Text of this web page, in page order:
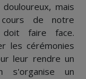
mais
cours de notre
doit faire face.
les cérémonies
leur rendre un
s'organise un